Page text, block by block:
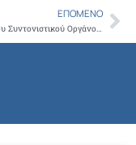
ΕΠΌΜΕΝΟ
Σύσκεψη του Συντονιστικού Οργάνου των Ιδιωτικών Φορέων ΠΦΥ, υπό την Προεδρία του Προέδρου του ΙΣΑ Γ. Πατούλη